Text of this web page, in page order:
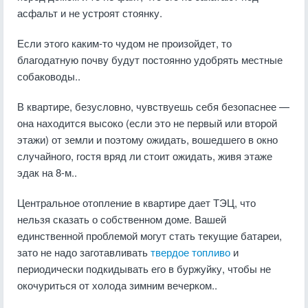
асфальт и не устроят стоянку.
Если этого каким-то чудом не произойдет, то
благодатную почву будут постоянно удобрять местные
собаководы..
В квартире, безусловно, чувствуешь себя безопаснее —
она находится высоко (если это не первый или второй
этажи) от земли и поэтому ожидать, вошедшего в окно
случайного, гостя вряд ли стоит ожидать, живя этаже
эдак на 8-м..
Центральное отопление в квартире дает ТЭЦ, что
нельзя сказать о собственном доме. Вашей
единственной проблемой могут стать текущие батареи,
зато не надо заготавливатьтвердое топливо и
периодически подкидывать его в буржуйку, чтобы не
окочуриться от холода зимним вечерком..